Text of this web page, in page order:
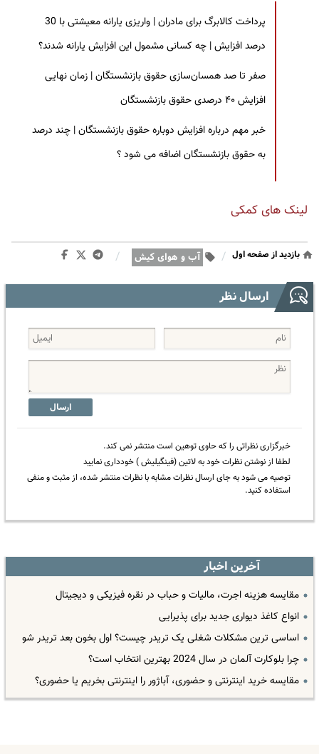
پرداخت کالابرگ برای مادران | واریزی یارانه معیشتی با 30
درصد افزایش | چه کسانی مشمول این افزایش یارانه شدند؟
صفر تا صد همسان‌سازی حقوق بازنشستگان | زمان نهایی
افزایش ۴۰ درصدی حقوق بازنشستگان
خبر مهم درباره افزایش دوباره حقوق بازنشستگان | چند درصد
به حقوق بازنشستگان اضافه می شود ؟
لینک های کمکی
بازدید از صفحه اول / آب و هوای کیش /
ارسال نظر
ارسال
خبرگزاری نظراتی را که حاوی توهین است منتشر نمی کند.
لطفا از نوشتن نظرات خود به لاتین (فینگیلیش ) خودداری نمایید
توصیه می شود به جای ارسال نظرات مشابه با نظرات منتشر شده، از مثبت و منفی
استفاده کنید.
آخرین اخبار
مقایسه هزینه اجرت، مالیات و حباب در نقره فیزیکی و دیجیتال
انواع کاغذ دیواری جدید برای پذیرایی
اساسی ترین مشکلات شغلی یک تریدر چیست؟ اول بخون بعد تریدر شو
چرا بلوکارت آلمان در سال 2024 بهترین انتخاب است؟
مقایسه خرید اینترنتی و حضوری، آباژور را اینترنتی بخریم یا حضوری؟